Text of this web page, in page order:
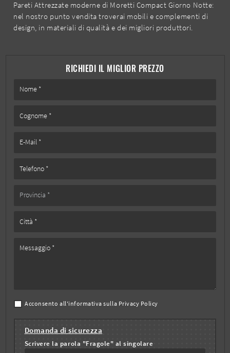
RICHIEDI IL MIGLIOR PREZZO
Acconsento all'informativa sulla Privacy Policy
Domanda di sicurezza
Scrivere la parola "Fragole" al singolare
Pareti Attrezzate moderne di Moretti Compact Giorno Notte:
nel nostro punto vendita troverai mobili e complementi di
design, in materiali di qualità e dei migliori produttori.